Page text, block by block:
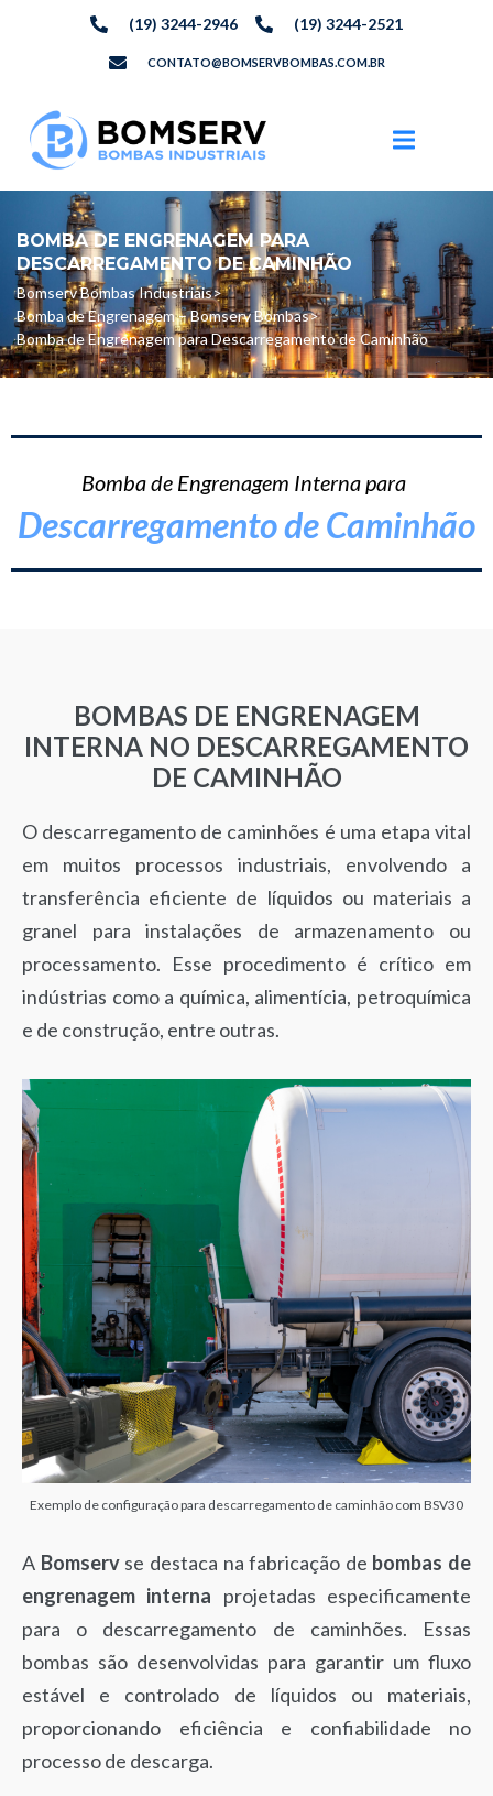
(19) 3244-2946 (19) 3244-2521
CONTATO@BOMSERVBOMBAS.COM.BR
BOMBA DE ENGRENAGEM PARA
DESCARREGAMENTO DE CAMINHÃO
Bomserv Bombas Industriais>
Bomba de Engrenagem – Bomserv Bombas>
Bomba de Engrenagem para Descarregamento de Caminhão
Bomba de Engrenagem Interna para
Descarregamento de Caminhão
BOMBAS DE ENGRENAGEM
INTERNA NO DESCARREGAMENTO
DE CAMINHÃO
O descarregamento de caminhões é uma etapa vital
em muitos processos industriais, envolvendo a
transferência eficiente de líquidos ou materiais a
granel para instalações de armazenamento ou
processamento. Esse procedimento é crítico em
indústrias como a química, alimentícia, petroquímica
e de construção, entre outras.
Exemplo de configuração para descarregamento de caminhão com BSV30
A Bomservse destaca na fabricação de bombas de
engrenagem interna projetadas especificamente
para o descarregamento de caminhões. Essas
bombas são desenvolvidas para garantir um fluxo
estável e controlado de líquidos ou materiais,
proporcionando eficiência e confiabilidade no
processo de descarga.